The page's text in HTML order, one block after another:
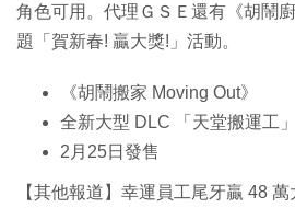
角色可用。代理ＧＳＥ還有《胡鬧
題「賀新春! 贏大獎!」活動。
《胡鬧搬家 Moving Out》
全新大型 DLC 「天堂搬運工」
2月25日發售
【其他報道】幸運員工尾牙贏 48